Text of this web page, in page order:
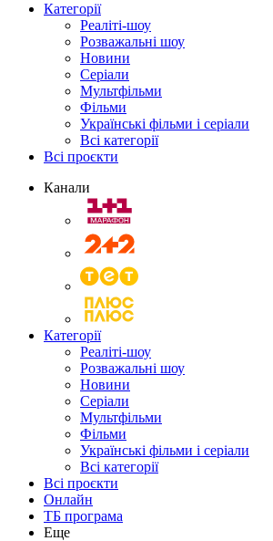
Категорії
Реаліті-шоу
Розважальні шоу
Новини
Серіали
Мультфільми
Фільми
Українські фільми і серіали
Всі категорії
Всі проєкти
Канали
Категорії
Реаліті-шоу
Розважальні шоу
Новини
Серіали
Мультфільми
Фільми
Українські фільми і серіали
Всі категорії
Всі проєкти
Онлайн
ТБ програма
Еще